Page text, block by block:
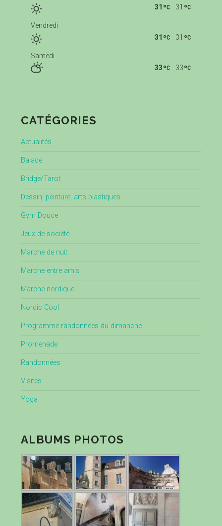
31
31
Vendredi
31
31
Samedi
33
33
CATÉGORIES
Actualités
Balade
Bridge/Tarot
Dessin, peinture, arts plastiques
Gym Douce
Jeux de société
Marche de nuit
Marche entre amis
Marche nordique
Nordic Cool
Programme randonnées du dimanche
Promenade
Randonnées
Visites
Yoga
ALBUMS PHOTOS